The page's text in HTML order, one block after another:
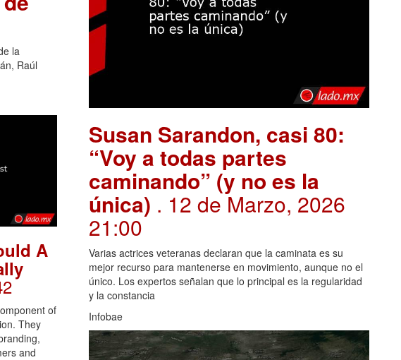
la
Raúl
A
of
They
and
Susan Sarandon, casi 80:
“Voy a todas partes
caminando” (y no es la
única) . 12 de Marzo, 2026
21:00
Varias actrices veteranas declaran que la caminata es su
mejor recurso para mantenerse en movimiento, aunque no el
único. Los expertos señalan que lo principal es la regularidad
y la constancia
Infobae